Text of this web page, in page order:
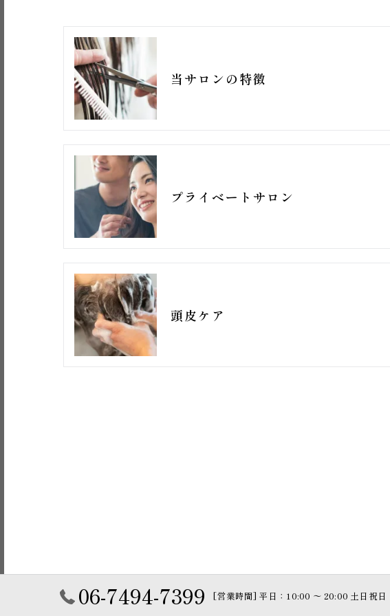
当サロンの特徴
プライベートサロン
頭皮ケア
06-7494-7399 [営業時間] 平日：10:00 〜 20:00 土日祝